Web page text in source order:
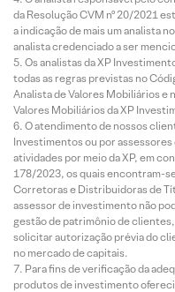
da Resolução CVM nº 20/2021
a indicação de mais um analista
analista credenciado a ser
Os analistas da XP
todas as regras previstas no
Analista de Valores Mobiliários e
Valores Mobiliários da XP
O atendimento de nossos
Investimentos ou por
atividades por meio da XP, em
178/2023, os quais encontram-
Corretoras e Distribuidoras de
assessor de investimento não
gestão de patrimônio de
solicitar autorização prévia do
no mercado de capitais.
Para fins de verificação da
produtos de investimento